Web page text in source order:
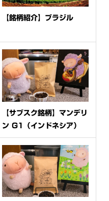
【銘柄紹介】ブラジル
【サブスク銘柄】マンデリ
ン G1（インドネシア）